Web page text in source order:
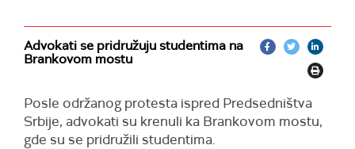
Advokati se pridružuju studentima na
Brankovom mostu
Posle održanog protesta ispred Predsedništva
Srbije, advokati su krenuli ka Brankovom mostu,
gde su se pridružili studentima.